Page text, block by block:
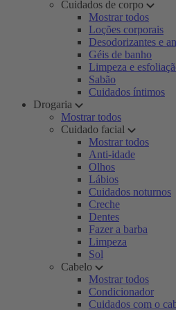
Cuidados de corpo
Mostrar todos
Loções corporais
Desodorizantes e
Géis de banho
Limpeza e
Sabão
Cuidados íntimos
Drogaria
Mostrar todos
Cuidado facial
Mostrar todos
Anti-idade
Olhos
Lábios
Cuidados noturnos
Creche
Dentes
Fazer a barba
Limpeza
Sol
Cabelo
Mostrar todos
Condicionador
Cuidados com o